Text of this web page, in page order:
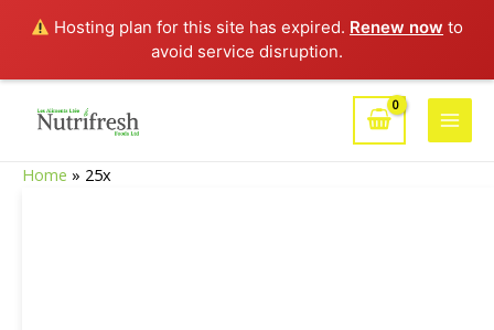
Hosting plan for this site has expired. Renew now to
avoid service disruption.
Main
Home » 25x